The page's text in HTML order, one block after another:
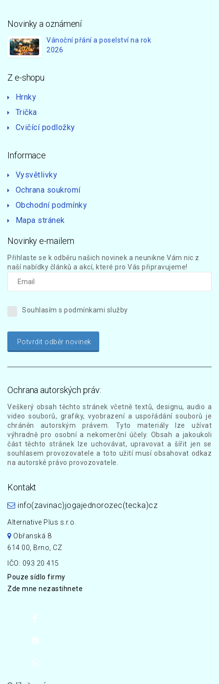
Novinky a oznámení
Vánoční přání a poselství na rok
2026
Z e-shopu
Hrnky
Trička
Cvičící podložky
Informace
Vysvětlivky
Ochrana soukromí
Obchodní podmínky
Mapa stránek
Novinky e-mailem
Přihlaste se k odběru našich novinek a neunikne Vám nic z
naší nabídky článků a akcí, které pro Vás připravujeme!
Souhlasím s podmínkami služby
Potvrdit odběr novinek
Ochrana autorských práv:
Veškerý obsah těchto stránek včetně textů, designu, audio a
video souborů, grafiky, vyobrazení a uspořádání souborů je
chráněn autorským právem. Tyto materiály lze užívat
výhradně pro osobní a nekomerční účely. Obsah a jakoukoli
část těchto stránek lze uchovávat, upravovat a šířit jen se
souhlasem provozovatele a toto užití musí obsahovat odkaz
na autorské právo provozovatele.
Kontakt
info(zavinac)jogajednorozec(tecka)cz
Alternative Plus s.r.o.
Obřanská 8
614 00, Brno, CZ
IČO: 093 20 415
Pouze sídlo firmy
Zde mne nezastihnete